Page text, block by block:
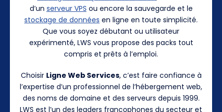
d’un serveur VPS ou encore la sauvegarde et le
stockage de données en ligne en toute simplicité.
Que vous soyez débutant ou utilisateur
expérimenté, LWS vous propose des packs tout
compris et prêts à l’emploi.
Choisir Ligne Web Services, c’est faire confiance à
l’expertise d’un professionnel de l’hébergement web,
des noms de domaine et des serveurs depuis 1999.
LWS est l’un des leaders francophones du secteur et